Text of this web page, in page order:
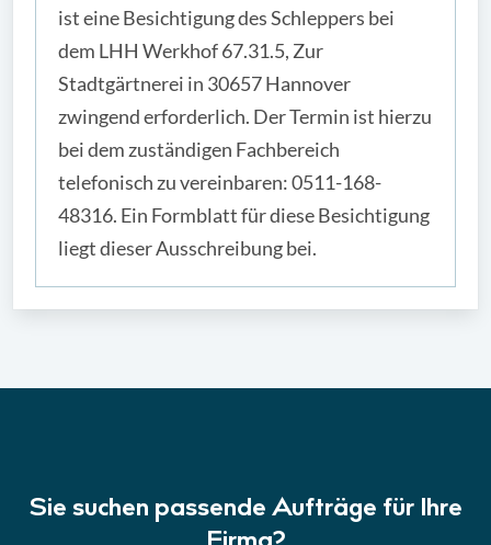
ist eine Besichtigung des Schleppers bei
dem LHH Werkhof 67.31.5, Zur
Stadtgärtnerei in 30657 Hannover
zwingend erforderlich. Der Termin ist hierzu
bei dem zuständigen Fachbereich
telefonisch zu vereinbaren: 0511-168-
48316. Ein Formblatt für diese Besichtigung
liegt dieser Ausschreibung bei.
Sie suchen passende Aufträge für Ihre